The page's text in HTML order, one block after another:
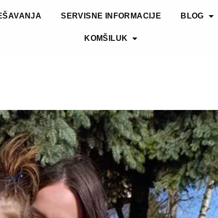
SERVISNE INFORMACIJE BLOG
KOMŠILUK